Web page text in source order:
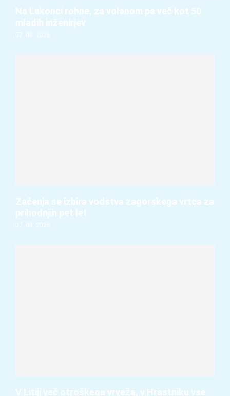
Na Lakonci rohne, za volanom pa več kot 50
mladih inženirjev
07. 08. 2026
Začenja se izbira vodstva zagorskega vrtca za
prihodnjih pet let
07. 08. 2026
V Litiji več otroškega vrveža, v Hrastniku vse